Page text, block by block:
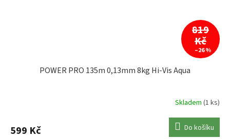
819
Kč
–26 %
POWER PRO 135m 0,13mm 8kg Hi-Vis Aqua
Skladem (1 ks)
599 Kč Do košíku